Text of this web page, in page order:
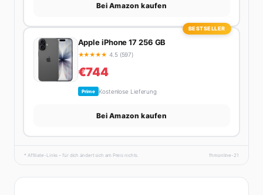
Bei Amazon kaufen
BESTSELLER
Apple iPhone 17 256 GB
★★★★★ 4.5 (597)
€744
Prime Kostenlose Lieferung
Bei Amazon kaufen
* Affiliate-Links – für dich ändert sich am Preis nichts. fhmonline-21